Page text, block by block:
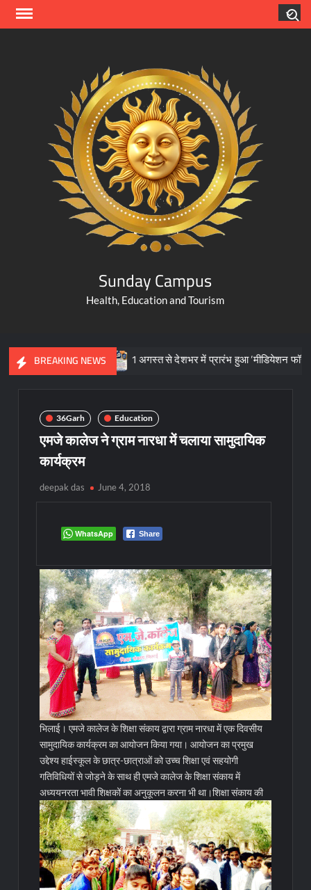
Skip
Sunday Campus
Health, Education and Tourism
BREAKING NEWS1 अगस्त से देशभर में प्रारंभ हुआ ’मीडियेशन फॉर दि नेशन 3.0’
36Garh Education
एमजे कालेज ने ग्राम नारधा में चलाया सामुदायिक
कार्यक्रम
deepak das June 4, 2018
WhatsApp Share
भिलाई। एमजे कालेज के शिक्षा संकाय द्वारा ग्राम नारधा में एक दिवसीय
सामुदायिक कार्यक्रम का आयोजन किया गया। आयोजन का प्रमुख
उद्देश्य हाईस्कूल के छात्र-छात्राओं को उच्च शिक्षा एवं सहयोगी
गतिविधियों से जोड़ने के साथ ही एमजे कालेज के शिक्षा संकाय में
अध्ययनरता भावी शिक्षकों का अनुकूलन करना भी था।शिक्षा संकाय की